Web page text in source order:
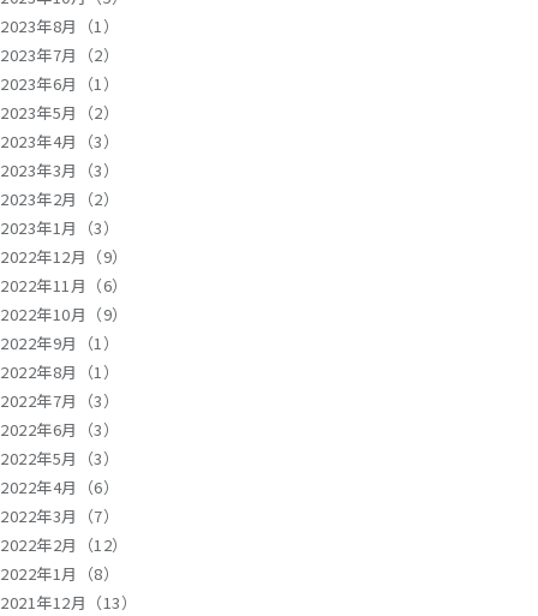
2023年8月（1）
2023年7月（2）
2023年6月（1）
2023年5月（2）
2023年4月（3）
2023年3月（3）
2023年2月（2）
2023年1月（3）
2022年12月（9）
2022年11月（6）
2022年10月（9）
2022年9月（1）
2022年8月（1）
2022年7月（3）
2022年6月（3）
2022年5月（3）
2022年4月（6）
2022年3月（7）
2022年2月（12）
2022年1月（8）
2021年12月（13）